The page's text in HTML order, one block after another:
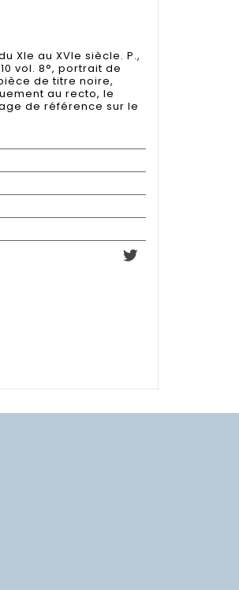
XIe au XVIe siècle. P.,
vol. 8°, portrait de
de titre noire,
au recto, le
de référence sur le